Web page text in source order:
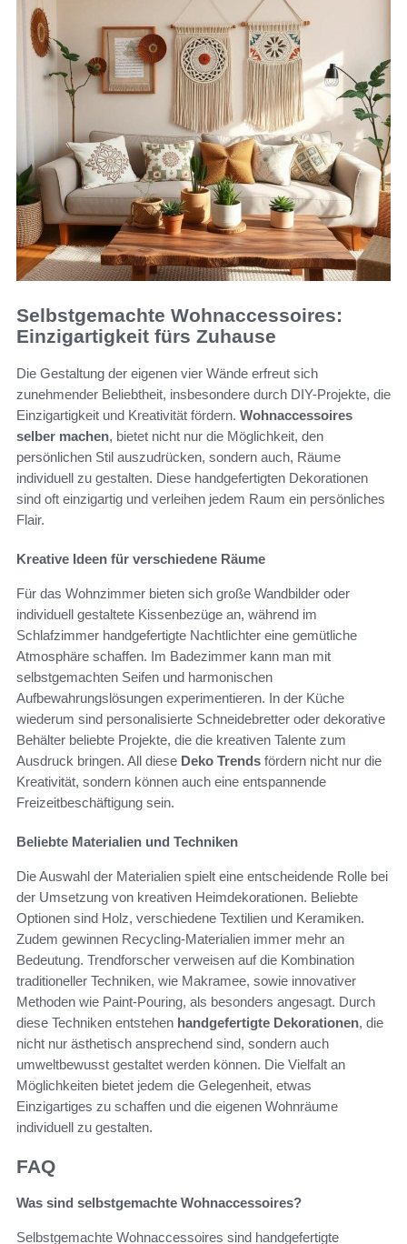
Selbstgemachte Wohnaccessoires:
Einzigartigkeit fürs Zuhause
Die Gestaltung der eigenen vier Wände erfreut sich
zunehmender Beliebtheit, insbesondere durch DIY-Projekte, die
Einzigartigkeit und Kreativität fördern. Wohnaccessoires
selber machen, bietet nicht nur die Möglichkeit, den
persönlichen Stil auszudrücken, sondern auch, Räume
individuell zu gestalten. Diese handgefertigten Dekorationen
sind oft einzigartig und verleihen jedem Raum ein persönliches
Flair.
Kreative Ideen für verschiedene Räume
Für das Wohnzimmer bieten sich große Wandbilder oder
individuell gestaltete Kissenbezüge an, während im
Schlafzimmer handgefertigte Nachtlichter eine gemütliche
Atmosphäre schaffen. Im Badezimmer kann man mit
selbstgemachten Seifen und harmonischen
Aufbewahrungslösungen experimentieren. In der Küche
wiederum sind personalisierte Schneidebretter oder dekorative
Behälter beliebte Projekte, die die kreativen Talente zum
Ausdruck bringen. All diese Deko Trends fördern nicht nur die
Kreativität, sondern können auch eine entspannende
Freizeitbeschäftigung sein.
Beliebte Materialien und Techniken
Die Auswahl der Materialien spielt eine entscheidende Rolle bei
der Umsetzung von kreativen Heimdekorationen. Beliebte
Optionen sind Holz, verschiedene Textilien und Keramiken.
Zudem gewinnen Recycling-Materialien immer mehr an
Bedeutung. Trendforscher verweisen auf die Kombination
traditioneller Techniken, wie Makramee, sowie innovativer
Methoden wie Paint-Pouring, als besonders angesagt. Durch
diese Techniken entstehen handgefertigte Dekorationen, die
nicht nur ästhetisch ansprechend sind, sondern auch
umweltbewusst gestaltet werden können. Die Vielfalt an
Möglichkeiten bietet jedem die Gelegenheit, etwas
Einzigartiges zu schaffen und die eigenen Wohnräume
individuell zu gestalten.
FAQ
Was sind selbstgemachte Wohnaccessoires?
Selbstgemachte Wohnaccessoires sind handgefertigte